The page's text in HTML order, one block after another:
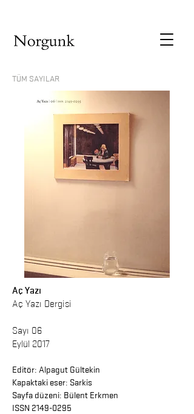
TÜM SAYILAR
Aç Yazı
Aç Yazı Dergisi
Sayı 06
Eylül 2017
Editör: Alpagut Gültekin
Kapaktaki eser: Sarkis
Sayfa düzeni: Bülent Erkmen
ISSN 2149-0295